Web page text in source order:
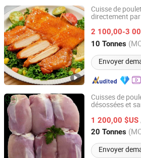
Cuisse de
directement
2 100,00-3
10 Tonnes
Envoyer
Pintong International Trade
Shandong, China
Cuisses de
désossées et
1 200,00 $US
20 Tonnes
Envoyer
QINGDAO YUM NEW GROUP CO., LTD.
Shandong, China